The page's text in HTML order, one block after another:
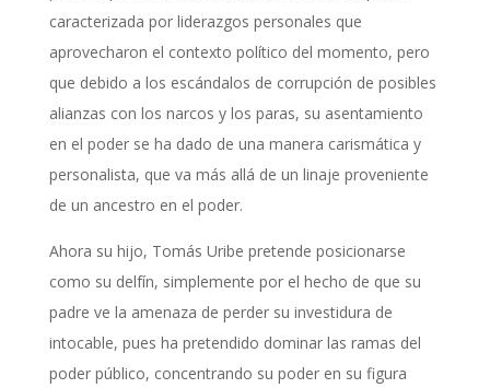
caracterizada por liderazgos personales que
aprovecharon el contexto político del momento, pero
que debido a los escándalos de corrupción de posibles
alianzas con los narcos y los paras, su asentamiento
en el poder se ha dado de una manera carismática y
personalista, que va más allá de un linaje proveniente
de un ancestro en el poder.
Ahora su hijo, Tomás Uribe pretende posicionarse
como su delfín, simplemente por el hecho de que su
padre ve la amenaza de perder su investidura de
intocable, pues ha pretendido dominar las ramas del
poder público, concentrando su poder en su figura